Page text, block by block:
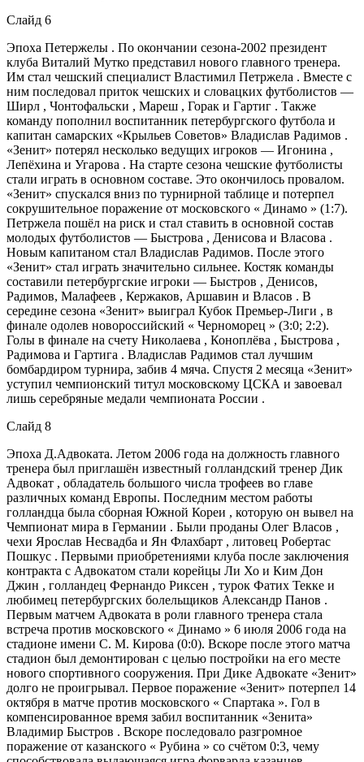
Слайд 6
Эпоха Петержелы . По окончании сезона-2002 президент
клуба Виталий Мутко представил нового главного тренера.
Им стал чешский специалист Властимил Петржела . Вместе с
ним последовал приток чешских и словацких футболистов —
Ширл , Чонтофальски , Мареш , Горак и Гартиг . Также
команду пополнил воспитанник петербургского футбола и
капитан самарских «Крыльев Советов» Владислав Радимов .
«Зенит» потерял несколько ведущих игроков — Игонина ,
Лепёхина и Угарова . На старте сезона чешские футболисты
стали играть в основном составе. Это окончилось провалом.
«Зенит» спускался вниз по турнирной таблице и потерпел
сокрушительное поражение от московского « Динамо » (1:7).
Петржела пошёл на риск и стал ставить в основной состав
молодых футболистов — Быстрова , Денисова и Власова .
Новым капитаном стал Владислав Радимов. После этого
«Зенит» стал играть значительно сильнее. Костяк команды
составили петербургские игроки — Быстров , Денисов,
Радимов, Малафеев , Кержаков, Аршавин и Власов . В
середине сезона «Зенит» выиграл Кубок Премьер-Лиги , в
финале одолев новороссийский « Черноморец » (3:0; 2:2).
Голы в финале на счету Николаева , Коноплёва , Быстрова ,
Радимова и Гартига . Владислав Радимов стал лучшим
бомбардиром турнира, забив 4 мяча. Спустя 2 месяца «Зенит»
уступил чемпионский титул московскому ЦСКА и завоевал
лишь серебряные медали чемпионата России .
Слайд 8
Эпоха Д.Адвоката. Летом 2006 года на должность главного
тренера был приглашён известный голландский тренер Дик
Адвокат , обладатель большого числа трофеев во главе
различных команд Европы. Последним местом работы
голландца была сборная Южной Кореи , которую он вывел на
Чемпионат мира в Германии . Были проданы Олег Власов ,
чехи Ярослав Несвадба и Ян Флахбарт , литовец Робертас
Пошкус . Первыми приобретениями клуба после заключения
контракта с Адвокатом стали корейцы Ли Хо и Ким Дон
Джин , голландец Фернандо Риксен , турок Фатих Текке и
любимец петербургских болельщиков Александр Панов .
Первым матчем Адвоката в роли главного тренера стала
встреча против московского « Динамо » 6 июля 2006 года на
стадионе имени С. М. Кирова (0:0). Вскоре после этого матча
стадион был демонтирован с целью постройки на его месте
нового спортивного сооружения. При Дике Адвокате «Зенит»
долго не проигрывал. Первое поражение «Зенит» потерпел 14
октября в матче против московского « Спартака ». Гол в
компенсированное время забил воспитанник «Зенита»
Владимир Быстров . Вскоре последовало разгромное
поражение от казанского « Рубина » со счётом 0:3, чему